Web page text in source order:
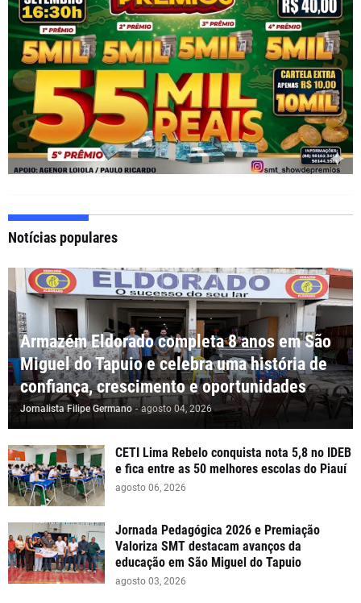
Notícias populares
Armazém Eldorado completa 8 anos em São
Miguel do Tapuio e celebra uma história de
confiança, crescimento e oportunidades
Jornalista Filipe Germano - agosto 04, 2026
CETI Lima Rebelo conquista nota 5,8 no IDEB
e fica entre as 50 melhores escolas do Piauí
agosto 06, 2026
Jornada Pedagógica 2026 e Premiação
Valoriza SMT destacam avanços da
educação em São Miguel do Tapuio
agosto 03, 2026